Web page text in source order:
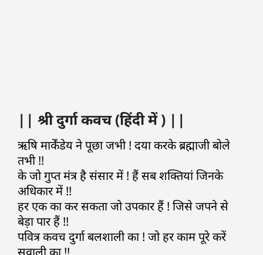
|| श्री दुर्गा कवच (हिंदी में ) ||
ऋषि मार्केंडेय ने पूछा जभी ! दया करके ब्रह्माजी बोले
तभी !!
के जो गुप्त मंत्र है संसार में ! हैं सब शक्तियां जिनके
अधिकार में !!
हर एक का कर सकता जो उपकार हैं ! जिसे जपने से
बेड़ा पार हैं !!
पवित्र कवच दुर्गा बलशाली का ! जो हर काम पूरे करें
सवाली का !!